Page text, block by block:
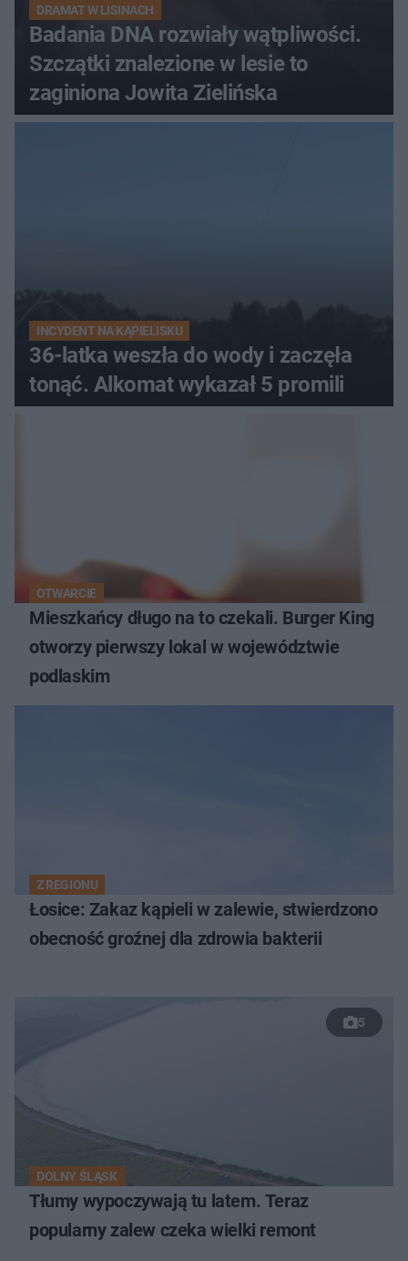
DRAMAT W LISINACH
Badania DNA rozwiały wątpliwości.
Szczątki znalezione w lesie to
zaginiona Jowita Zielińska
INCYDENT NA KĄPIELISKU
36-latka weszła do wody i zaczęła
tonąć. Alkomat wykazał 5 promili
OTWARCIE
Mieszkańcy długo na to czekali. Burger King
otworzy pierwszy lokal w województwie
podlaskim
Z REGIONU
Łosice: Zakaz kąpieli w zalewie, stwierdzono
obecność groźnej dla zdrowia bakterii
5
DOLNY ŚLĄSK
Tłumy wypoczywają tu latem. Teraz
popularny zalew czeka wielki remont